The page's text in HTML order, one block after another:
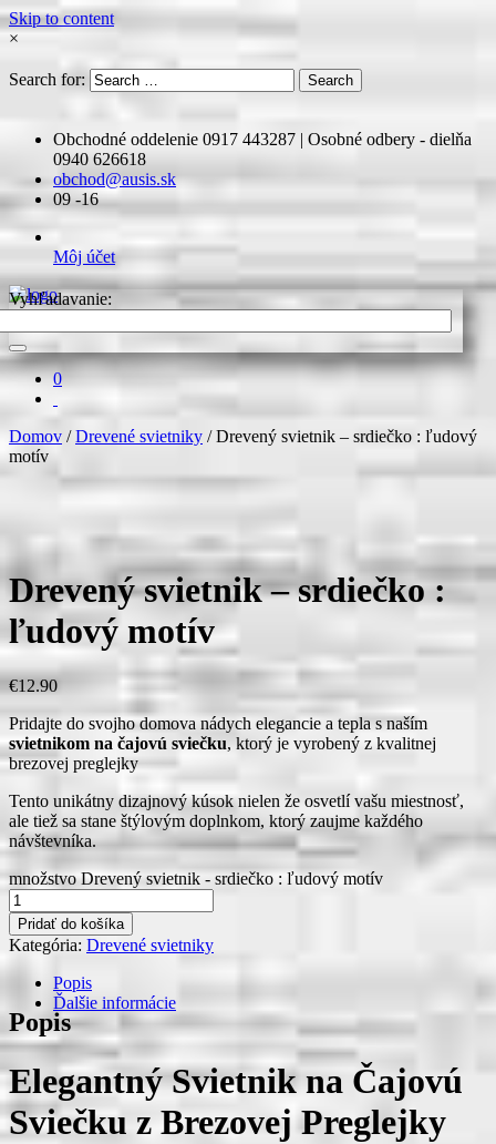
Skip to content
×
Search for: Search
Obchodné oddelenie 0917 443287 | Osobné odbery - dielňa
0940 626618
obchod@ausis.sk
09 -16
Môj účet
Vyhľadavanie:
0
Domov /Drevené svietniky / Drevený svietnik – srdiečko : ľudový
motív
Drevený svietnik – srdiečko :
ľudový motív
€12.90
Pridajte do svojho domova nádych elegancie a tepla s naším
svietnikom na čajovú sviečku, ktorý je vyrobený z kvalitnej
brezovej preglejky
Tento unikátny dizajnový kúsok nielen že osvetlí vašu miestnosť,
ale tiež sa stane štýlovým doplnkom, ktorý zaujme každého
návštevníka.
množstvo Drevený svietnik - srdiečko : ľudový motív
Pridať do košíka
Kategória: Drevené svietniky
Popis
Ďalšie informácie
Popis
Elegantný Svietnik na Čajovú
Sviečku z Brezovej Preglejky